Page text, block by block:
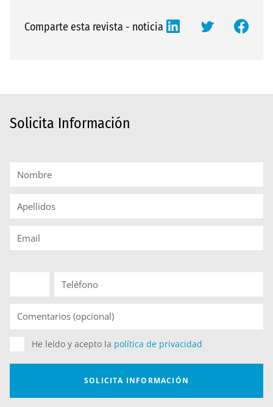
Comparte esta revista - noticia
Solicita Información